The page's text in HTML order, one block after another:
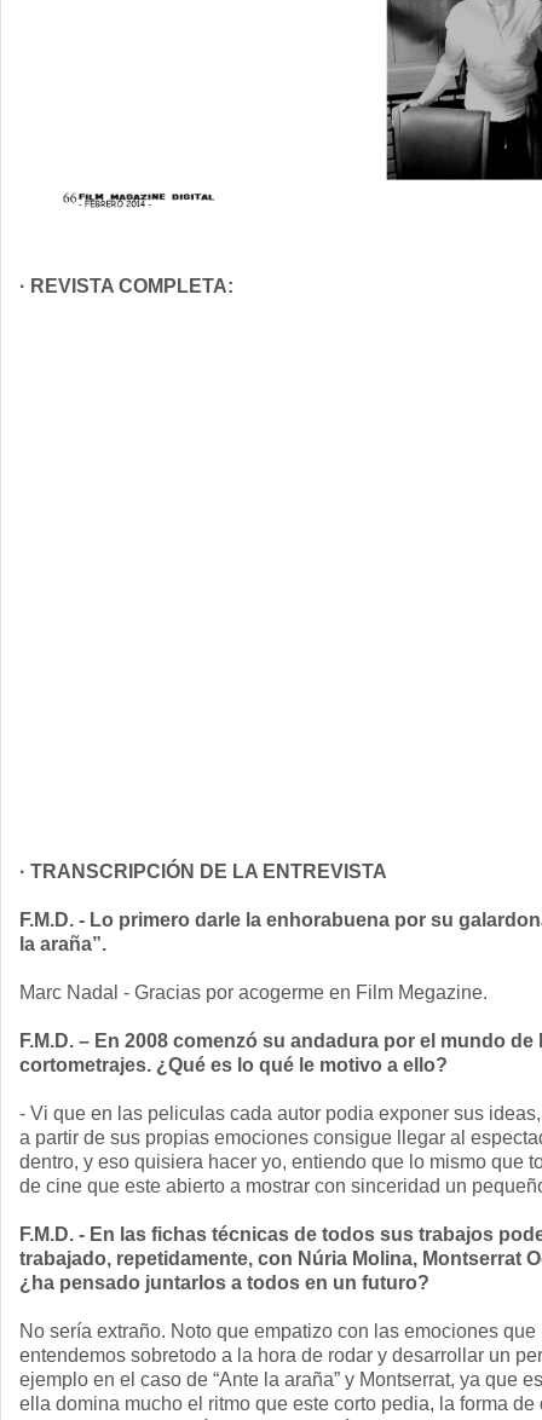
· REVISTA COMPLETA:
· TRANSCRIPCIÓN DE LA ENTREVISTA
F.M.D. - Lo primero darle la enhorabuena por su
la araña”.
Marc Nadal - Gracias por acogerme en Film Megazine.
F.M.D. – En 2008 comenzó su andadura por el mundo
cortometrajes. ¿Qué es lo qué le motivo a ello?
- Vi que en las peliculas cada autor podia exponer sus
a partir de sus propias emociones consigue llegar al
dentro, y eso quisiera hacer yo, entiendo que lo mismo que
de cine que este abierto a mostrar con sinceridad un
F.M.D. - En las fichas técnicas de todos sus trabajos
trabajado, repetidamente, con Núria Molina, Montserrat
¿ha pensado juntarlos a todos en un futuro?
No sería extraño. Noto que empatizo con las emociones
entendemos sobretodo a la hora de rodar y desarrollar un
ejemplo en el caso de “Ante la araña” y Montserrat, ya que
ella domina mucho el ritmo que este corto pedia, la forma